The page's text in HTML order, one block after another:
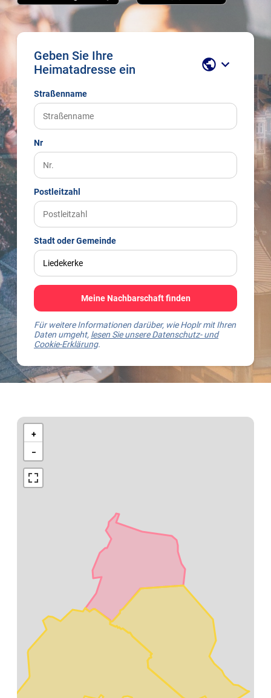
Geben Sie Ihre
Heimatadresse ein
public keyboard_arrow_down
Straßenname
Nr
Postleitzahl
Stadt oder Gemeinde
Meine Nachbarschaft finden
Für weitere Informationen darüber, wie Hoplr mit Ihren
Daten umgeht, lesen Sie unsere Datenschutz- und
Cookie-Erklärung.
Kaart
Liedekerke
+
−